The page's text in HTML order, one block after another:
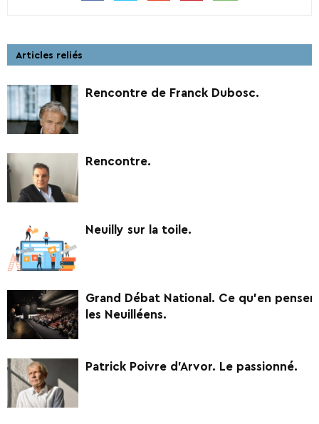
Articles reliés
Rencontre de Franck Dubosc.
Rencontre.
Neuilly sur la toile.
Grand Débat National. Ce qu’en
les Neuilléens.
Patrick Poivre d’Arvor. Le passionné.